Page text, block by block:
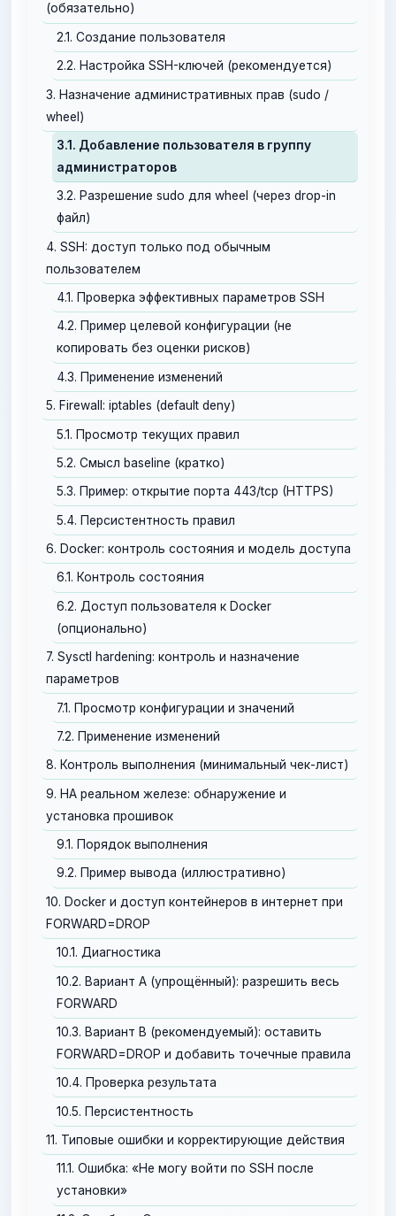
(обязательно)
2.1. Создание пользователя
2.2. Настройка SSH-ключей (рекомендуется)
3. Назначение административных прав (sudo /
wheel)
3.1. Добавление пользователя в группу
администраторов
3.2. Разрешение sudo для wheel (через drop-in
файл)
4. SSH: доступ только под обычным
пользователем
4.1. Проверка эффективных параметров SSH
4.2. Пример целевой конфигурации (не
копировать без оценки рисков)
4.3. Применение изменений
5. Firewall: iptables (default deny)
5.1. Просмотр текущих правил
5.2. Смысл baseline (кратко)
5.3. Пример: открытие порта 443/tcp (HTTPS)
5.4. Персистентность правил
6. Docker: контроль состояния и модель доступа
6.1. Контроль состояния
6.2. Доступ пользователя к Docker
(опционально)
7. Sysctl hardening: контроль и назначение
параметров
7.1. Просмотр конфигурации и значений
7.2. Применение изменений
8. Контроль выполнения (минимальный чек-лист)
9. НА реальном железе: обнаружение и
установка прошивок
9.1. Порядок выполнения
9.2. Пример вывода (иллюстративно)
10. Docker и доступ контейнеров в интернет при
FORWARD=DROP
10.1. Диагностика
10.2. Вариант A (упрощённый): разрешить весь
FORWARD
10.3. Вариант B (рекомендуемый): оставить
FORWARD=DROP и добавить точечные правила
10.4. Проверка результата
10.5. Персистентность
11. Типовые ошибки и корректирующие действия
11.1. Ошибка: «Не могу войти по SSH после
установки»